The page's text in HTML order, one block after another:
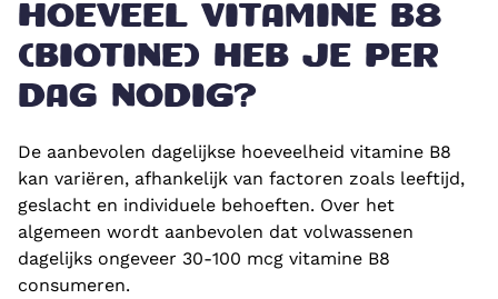
HOEVEEL VITAMINE B8
(BIOTINE) HEB JE PER
DAG NODIG?
De aanbevolen dagelijkse hoeveelheid vitamine B8
kan variëren, afhankelijk van factoren zoals leeftijd,
geslacht en individuele behoeften. Over het
algemeen wordt aanbevolen dat volwassenen
dagelijks ongeveer 30-100 mcg vitamine B8
consumeren.